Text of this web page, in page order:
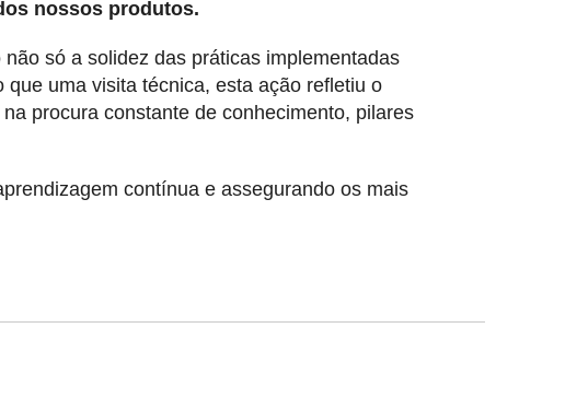
nossos produtos.
só a solidez das práticas implementadas
uma visita técnica, esta ação refletiu o
procura constante de conhecimento, pilares
contínua e assegurando os mais